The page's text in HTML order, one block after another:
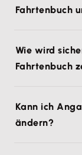
Fahrtenbuch
Wie wird
Fahrtenbuch
Kann ich
ändern?